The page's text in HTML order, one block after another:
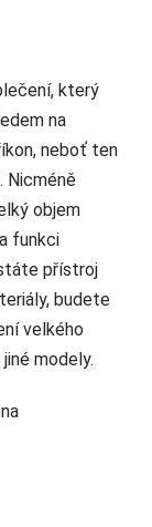
který
na
neboť ten
Nicméně
objem
funkci
přístroj
budete
velkého
modely.